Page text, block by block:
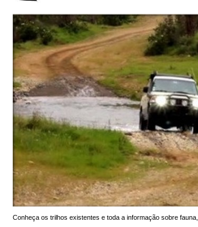
Conheça os trilhos existentes e toda a informação sobre